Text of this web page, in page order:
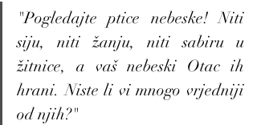
"Pogledajte ptice nebeske! Niti
siju, niti žanju, niti sabiru u
žitnice, a vaš nebeski Otac ih
hrani. Niste li vi mnogo vrjedniji
od njih?"